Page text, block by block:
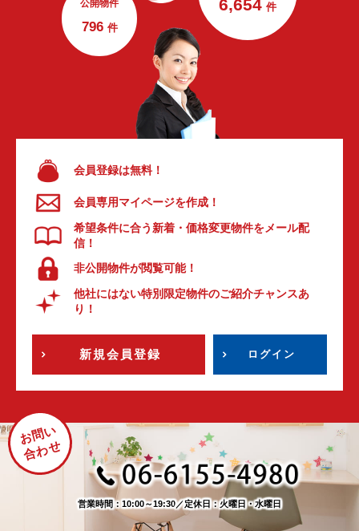
公開物件
796 件
6,654 件
会員登録は無料！
会員専用マイページを作成！
希望条件に合う新着・価格変更物件をメール配
信！
非公開物件が閲覧可能！
他社にはない特別限定物件のご紹介チャンスあ
り！
新規会員登録 ログイン
お問い
合わせ
営業時間：10:00～19:30／定休日：火曜日・水曜日